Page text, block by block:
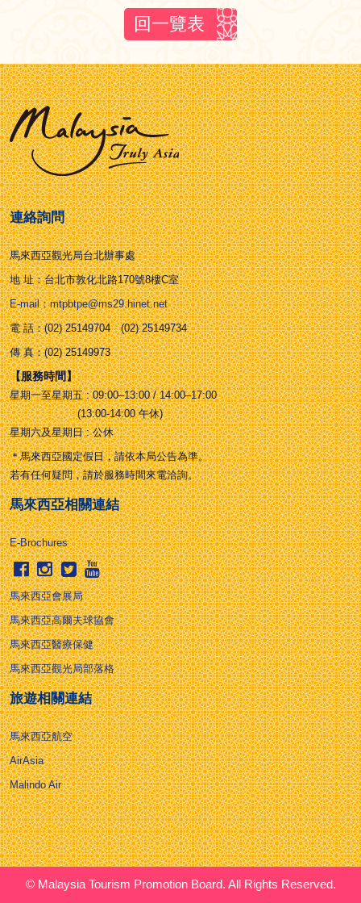
回一覽表
連絡詢問
馬來西亞觀光局台北辦事處
地 址：台北市敦化北路170號8樓C室
E-mail：mtpbtpe@ms29.hinet.net
電 話：(02) 25149704 (02) 25149734
傳 真：(02) 25149973
【服務時間】
星期一至星期五 : 09:00–13:00 / 14:00–17:00
(13:00-14:00 午休)
星期六及星期日 : 公休
＊馬來西亞國定假日，請依本局公告為準。
若有任何疑問，請於服務時間來電洽詢。
馬來西亞相關連結
E-Brochures
馬來西亞會展局
馬來西亞高爾夫球協會
馬來西亞醫療保健
馬來西亞觀光局部落格
旅遊相關連結
馬來西亞航空
AirAsia
Malindo Air
© Malaysia Tourism Promotion Board. All Rights Reserved.